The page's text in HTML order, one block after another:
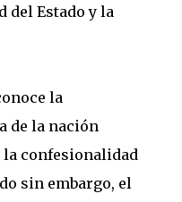
del Estado y la
la
de la nación
la confesionalidad
sin embargo, el